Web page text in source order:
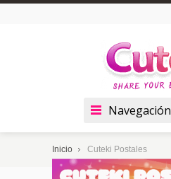
Navegación
Inicio Cuteki Postales